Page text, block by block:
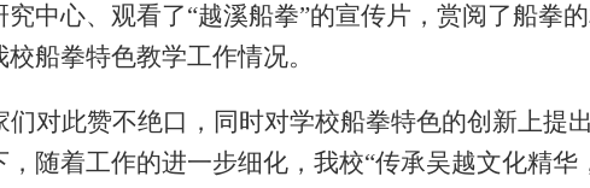
究中心、观看了“越溪船拳”的宣传片，赏阅了船拳
船拳特色教学工作情况。
们对此赞不绝口，同时对学校船拳特色的创新上提
，随着工作的进一步细化，我校“传承吴越文化精华